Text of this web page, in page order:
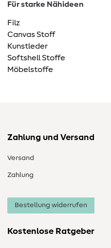
Für starke Nähideen
Filz
Canvas Stoff
Kunstleder
Softshell Stoffe
Möbelstoffe
Zahlung und Versand
Versand
Zahlung
Bestellung widerrufen
Kostenlose Ratgeber